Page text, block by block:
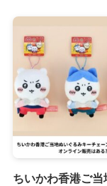
ちいかわ香港ご当